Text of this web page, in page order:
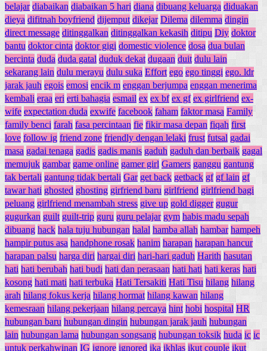
belajar diabaikan diabaikan 5 hari diana dibuang keluarga diduakan
dieya difitnah boyfriend dijemput dikejar Dilema dilemma dingin
direct message ditinggalkan ditinggalkan kekasih ditipu Diy doktor
bantu doktor cinta doktor gigi domestic violence dosa dua bulan
bercinta duda duda gatal duduk dekat dugaan duit dulu lain
sekarang lain dulu merayu dulu suka Effort ego ego tinggi ego. ldr
jarak jauh egois emosi encik m enggan berjumpa enggan menerima
kembali eraa eri erti bahagia esmail ex ex bf ex gf ex girlfriend ex-
wife expectation duda exwife facebook faham faktor masa Family
family benci farah fasa percintaan fie fikir masa depan fiqah first
love follow ig friend zone friendly dengan lelaki frust futsal gadai
masa gadai tenaga gadis gadis manis gaduh gaduh dan berbaik gagal
memujuk gambar game online gamer girl Gamers ganggu gantung
tak bertali gantung tidak bertali Gar get back getback gf gf lain gf
tawar hati ghosted ghosting girfriend baru girlfriend girlfriend bagi
peluang girlfriend menambah stress give up gold digger gugur
gugurkan guilt guilt-trip guru guru pelajar gym habis madu sepah
dibuang hack hala tuju hubungan halal hamba allah hambar hampeh
hampir putus asa handphone rosak hanim harapan harapan hancur
harapan palsu harga diri hargai diri hari-hari gaduh Harith hasutan
hati hati berubah hati budi hati dan perasaan hati hati hati keras hati
kosong hati mati hati terbuka Hati Tersakiti Hati Tisu hilang hilang
arah hilang fokus kerja hilang hormat hilang kawan hilang
kemesraan hilang pekerjaan hilang percaya hint hobi hospital HR
hubungan baru hubungan dingin hubungan jarak jauh hubungan
lain hubungan lama hubungan songsang hubungan toksik huda ic ic
untuk perkahwinan IG ignore ignored ika ikhlas ikut couple ikut